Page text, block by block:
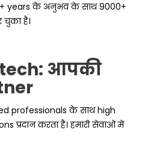
years के अनुभव के साथ 9000+
है।
आपकी
professionals के साथ high
प्रदान करता है। हमारी सेवाओं में